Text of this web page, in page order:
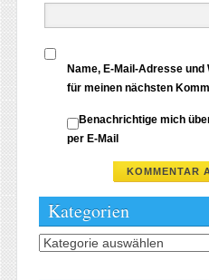
Name, E-Mail-Adresse
für meinen nächsten
Benachrichtige mich
per E-Mail
Kategorien
Kategorien